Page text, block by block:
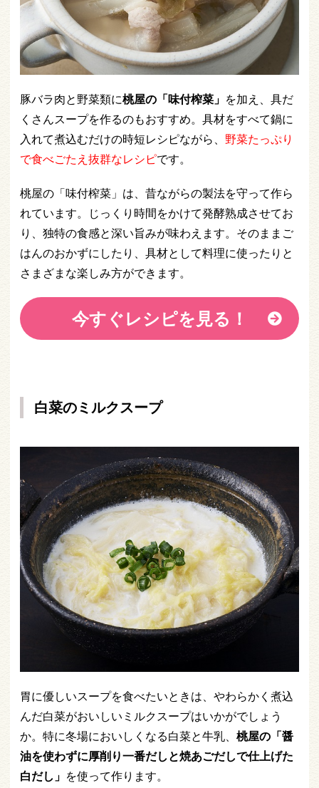
豚バラ肉と野菜類に桃屋の「味付榨菜」 を加え、具だ
くさんスープを作るのもおすすめ。具材をすべて鍋に
入れて煮込むだけの時短レシピながら、 野菜たっぷり
で食べごたえ抜群なレシピです。
桃屋の「味付榨菜」は、昔ながらの製法を守って作ら
れています。じっくり時間をかけて発酵熟成させてお
り、独特の食感と深い旨みが味わえます。そのままご
はんのおかずにしたり、具材として料理に使ったりと
さまざまな楽しみ方ができます。
今すぐレシピを見る！
白菜のミルクスープ
胃に優しいスープを食べたいときは、やわらかく煮込
んだ白菜がおいしいミルクスープはいかがでしょう
か。特に冬場においしくなる白菜と牛乳、 桃屋の「醤
油を使わずに厚削り一番だしと焼あごだしで仕上げた
白だし」 を使って作ります。